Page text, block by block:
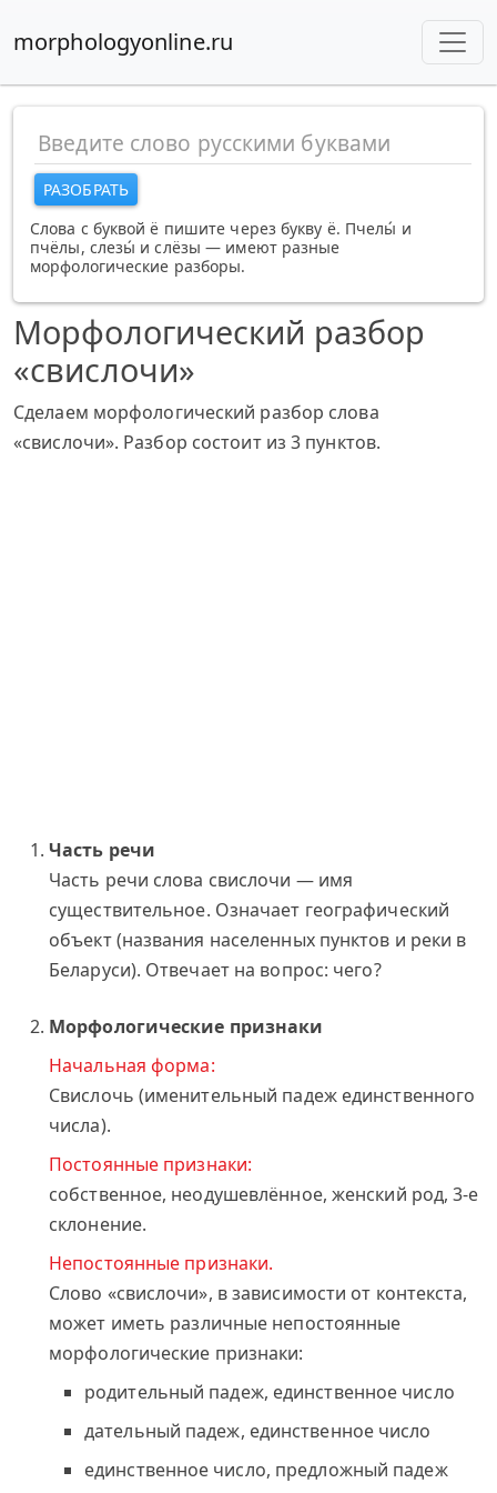
morphologyonline.ru
РАЗОБРАТЬ
Слова с буквой ё пишите через букву ё. Пчелы́ и
пчёлы, слезы́ и слёзы — имеют разные
морфологические разборы.
Морфологический разбор
«свислочи»
Сделаем морфологический разбор слова
«свислочи». Разбор состоит из 3 пунктов.
Часть речи
Часть речи слова свислочи — имя
существительное. Означает географический
объект (названия населенных пунктов и реки в
Беларуси). Отвечает на вопрос: чего?
Морфологические признаки
Начальная форма:
Свислочь (именительный падеж единственного
числа).
Постоянные признаки:
собственное, неодушевлённое, женский род, 3-е
склонение.
Непостоянные признаки.
Слово «свислочи», в зависимости от контекста,
может иметь различные непостоянные
морфологические признаки:
родительный падеж, единственное число
дательный падеж, единственное число
единственное число, предложный падеж